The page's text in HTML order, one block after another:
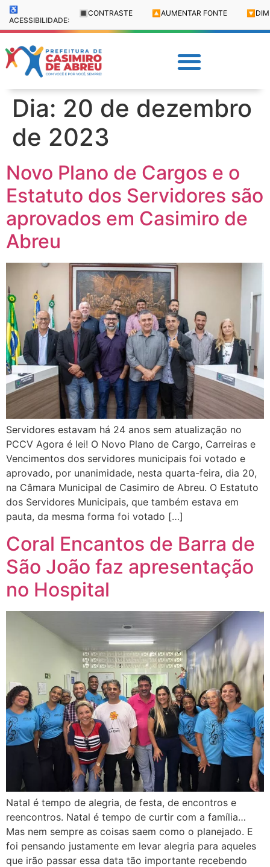
♿
ACESSIBILIDADE:
🔳 CONTRASTE 🔼 AUMENTAR FONTE 🔽
Dia: 20 de dezembro
de 2023
Novo Plano de Cargos e o
Estatuto dos Servidores são
aprovados em Casimiro de
Abreu
Servidores estavam há 24 anos sem atualização no
PCCV Agora é lei! O Novo Plano de Cargo, Carreiras e
Vencimentos dos servidores municipais foi votado e
aprovado, por unanimidade, nesta quarta-feira, dia 20,
na Câmara Municipal de Casimiro de Abreu. O Estatuto
dos Servidores Municipais, que também estava em
pauta, da mesma forma foi votado […]
Coral Encantos de Barra de
São João faz apresentação
no Hospital
Natal é tempo de alegria, de festa, de encontros e
reencontros. Natal é tempo de curtir com a família…
Mas nem sempre as coisas saem como o planejado. E
foi pensando justamente em levar alegria para aqueles
que irão passar essa data tão importante recebendo